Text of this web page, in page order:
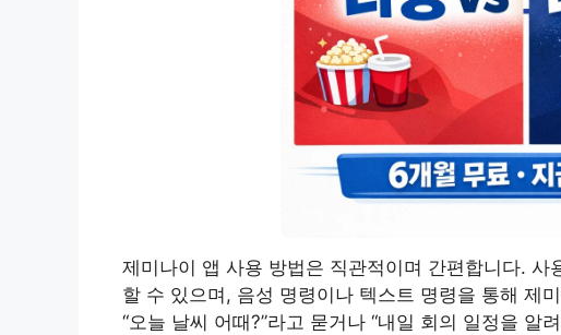
제미나이 앱 사용 방법은 직관적이며 간편합니다.
할 수 있으며, 음성 명령이나 텍스트 명령을 통해 제
“오늘 날씨 어때?”라고 묻거나 “내일 회의 일정을 알